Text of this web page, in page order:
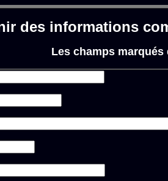
des informations
Les champs